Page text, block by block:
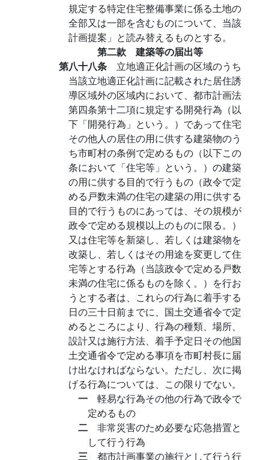
規定する特定住宅整備事業に係る土地の
全部又は一部を含むものについて、当該
計画提案」と読み替えるものとする。
第二款 建築等の届出等
第八十八条 立地適正化計画の区域のうち
当該立地適正化計画に記載された居住誘
導区域外の区域内において、都市計画法
第四条第十二項に規定する開発行為（以
下「開発行為」という。）であって住宅
その他人の居住の用に供する建築物のう
ち市町村の条例で定めるもの（以下この
条において「住宅等」という。）の建築
の用に供する目的で行うもの（政令で定
める戸数未満の住宅の建築の用に供する
目的で行うものにあっては、その規模が
政令で定める規模以上のものに限る。）
又は住宅等を新築し、若しくは建築物を
改築し、若しくはその用途を変更して住
宅等とする行為（当該政令で定める戸数
未満の住宅に係るものを除く。）を行お
うとする者は、これらの行為に着手する
日の三十日前までに、国土交通省令で定
めるところにより、行為の種類、場所、
設計又は施行方法、着手予定日その他国
土交通省令で定める事項を市町村長に届
け出なければならない。ただし、次に掲
げる行為については、この限りでない。
一 軽易な行為その他の行為で政令で
定めるもの
二 非常災害のため必要な応急措置と
して行う行為
三 都市計画事業の施行として行う行